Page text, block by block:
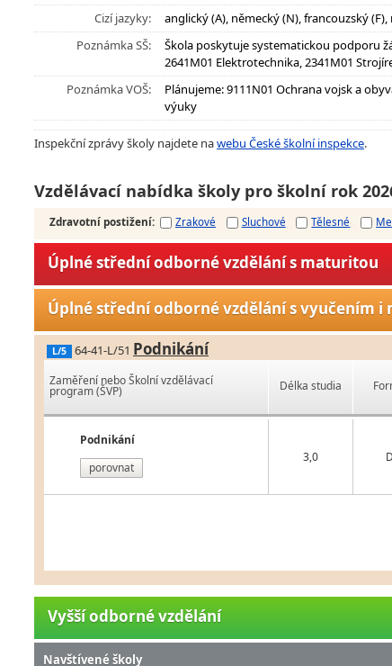
Cizí jazyky:
anglický (A), německý (N), francouzský (F),
Poznámka SŠ:
Škola poskytuje systematickou podporu
2641M01 Elektrotechnika, 2341M01
Poznámka VOŠ:
Plánujeme: 9111N01 Ochrana vojsk a
výuky
Inspekční zprávy školy najdete nawebu České školní inspekce.
Vzdělávací nabídka školy pro školní rok
Zdravotní postižení: Zrakové Sluchové Tělesné
Úplné střední odborné vzdělání s maturitou
Úplné střední odborné vzdělání s vyučením
L/5 64-41-L/51 Podnikání
Zaměření nebo Školní vzdělávací
program (ŠVP)
Podnikání
porovnat
Délka studia
3,0
Vyšší odborné vzdělání
Navštívené školy